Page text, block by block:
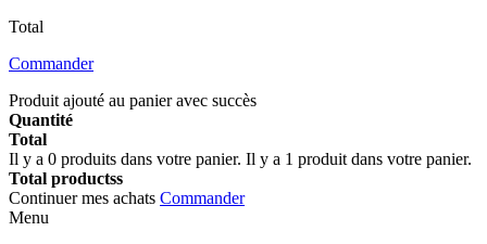
Total
Commander
Produit ajouté au panier avec succès
Quantité
Total
Il y a 0 produits dans votre panier. Il y a 1 produit dans votre panier.
Total productss
Continuer mes achats Commander
Menu